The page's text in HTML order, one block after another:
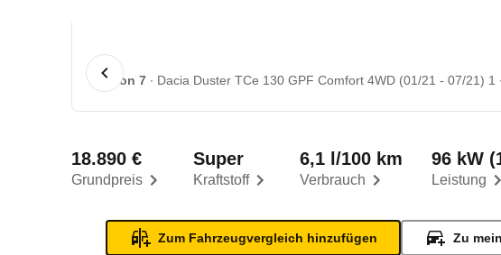
1 von 7 Dacia Duster TCe 130 GPF Comfort 4WD (01/21 - 07/21) 1
Grundpreis
18.890 €
Kraftstoff
Super
Verbrauch
6,1 l/100 km
Leistung
96 kW
Zum Fahrzeugvergleich hinzufügen Zu